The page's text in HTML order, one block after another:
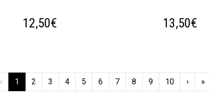
12,50€ 13,50€
‹ 1 2 3 4 5 6 7 8 9 10 › »